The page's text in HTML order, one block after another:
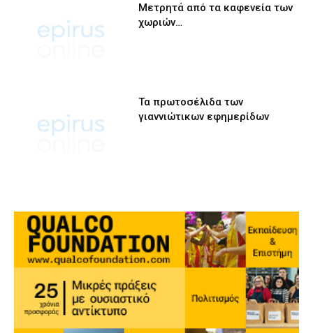
Μετρητά από τα καφενεία των
χωριών…
Τα πρωτοσέλιδα των
γιαννιώτικων εφημερίδων